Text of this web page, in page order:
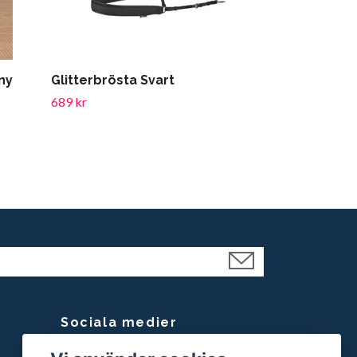
Glitterbrösta Svart
689 kr
Sociala medier